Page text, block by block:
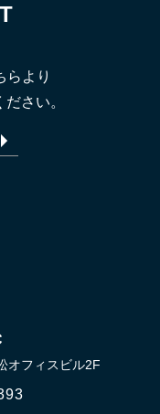
らより
さい。
オフィスビル2F